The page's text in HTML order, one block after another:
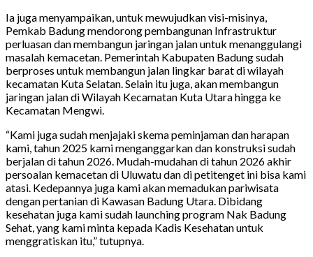
Ia juga menyampaikan, untuk mewujudkan visi-misinya,
Pemkab Badung mendorong pembangunan Infrastruktur
perluasan dan membangun jaringan jalan untuk menanggulangi
masalah kemacetan. Pemerintah Kabupaten Badung sudah
berproses untuk membangun jalan lingkar barat di wilayah
kecamatan Kuta Selatan. Selain itu juga, akan membangun
jaringan jalan di Wilayah Kecamatan Kuta Utara hingga ke
Kecamatan Mengwi.
“Kami juga sudah menjajaki skema peminjaman dan harapan
kami, tahun 2025 kami menganggarkan dan konstruksi sudah
berjalan di tahun 2026. Mudah-mudahan di tahun 2026 akhir
persoalan kemacetan di Uluwatu dan di petitenget ini bisa kami
atasi. Kedepannya juga kami akan memadukan pariwisata
dengan pertanian di Kawasan Badung Utara. Dibidang
kesehatan juga kami sudah launching program Nak Badung
Sehat, yang kami minta kepada Kadis Kesehatan untuk
menggratiskan itu,” tutupnya.